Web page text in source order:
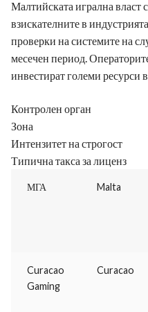
Малтийската игрална власт
взискателните в
проверки на системите на
месечен период.
инвестират големи ресурси
Контролен орган
Зона
Интензитет на строгост
Типична такса за лиценз
МГА Malta
Curacao
Gaming
Curacao